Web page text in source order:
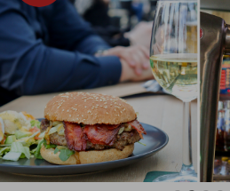
7 dagen per week
10+ miljoen